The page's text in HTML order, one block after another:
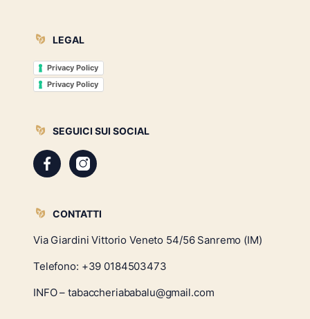
LEGAL
Privacy Policy
Privacy Policy
SEGUICI SUI SOCIAL
CONTATTI
Via Giardini Vittorio Veneto 54/56 Sanremo (IM)
Telefono: +39 0184503473
INFO – tabaccheriababalu@gmail.com